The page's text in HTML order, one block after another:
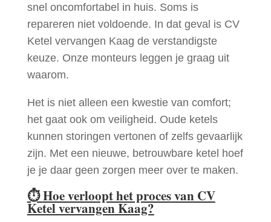
snel oncomfortabel in huis. Soms is
repareren niet voldoende. In dat geval is CV
Ketel vervangen Kaag de verstandigste
keuze. Onze monteurs leggen je graag uit
waarom.
Het is niet alleen een kwestie van comfort;
het gaat ook om veiligheid. Oude ketels
kunnen storingen vertonen of zelfs gevaarlijk
zijn. Met een nieuwe, betrouwbare ketel hoef
je je daar geen zorgen meer over te maken.
⏱Hoe verloopt het proces van CV
Ketel vervangen Kaag?